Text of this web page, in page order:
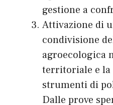
gestione a
Attivazione di
condivisione
agroecologica
territoriale e la
strumenti di
Dalle prove